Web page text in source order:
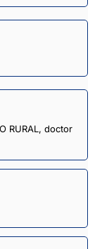
RURAL, doctor